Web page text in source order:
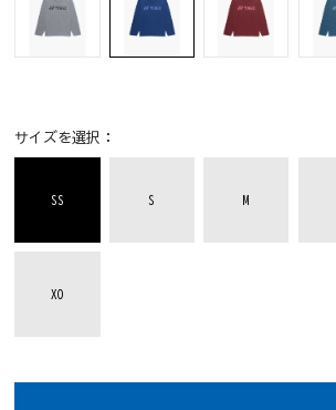
サイズを選択：
SS S M
XO